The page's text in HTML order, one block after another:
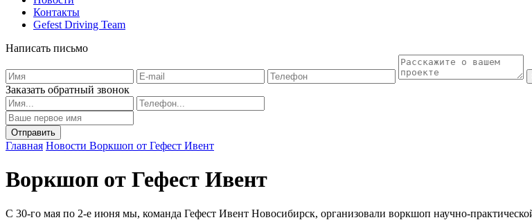
Контакты
Gefest Driving Team
Написать письмо
Заказать обратный звонок
Главная Новости Воркшоп от Гефест Ивент
Воркшоп от Гефест Ивент
С 30-го мая по 2-е июня мы, команда Гефест Ивент Новосибирск, организовали воркшоп научно-